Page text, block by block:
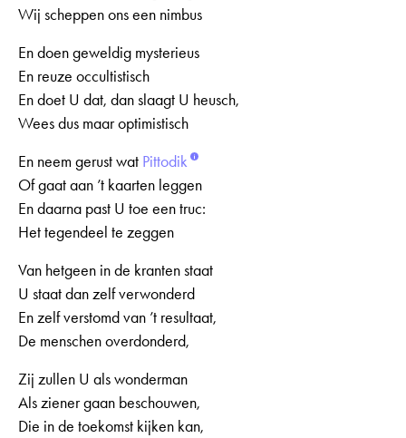
Wij scheppen ons een nimbus
En doen geweldig mysterieus
En reuze occultistisch
En doet U dat, dan slaagt U heusch,
Wees dus maar optimistisch
En neem gerust wat Pittodik
Of gaat aan ’t kaarten leggen
En daarna past U toe een truc:
Het tegendeel te zeggen
Van hetgeen in de kranten staat
U staat dan zelf verwonderd
En zelf verstomd van ’t resultaat,
De menschen overdonderd,
Zij zullen U als wonderman
Als ziener gaan beschouwen,
Die in de toekomst kijken kan,